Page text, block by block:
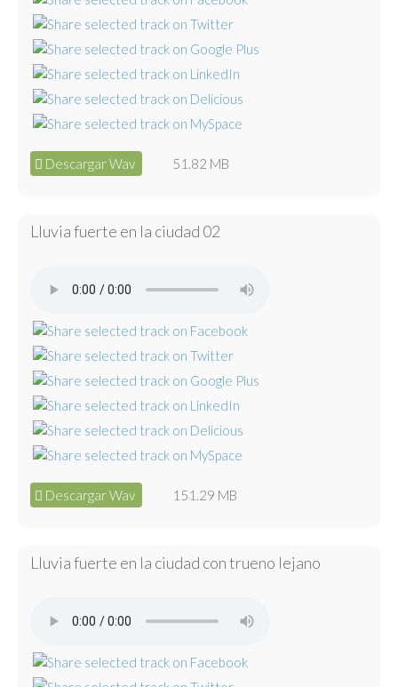
Descargar Wav 51.82 MB
Lluvia fuerte en la ciudad 02
Descargar Wav 151.29 MB
Lluvia fuerte en la ciudad con trueno lejano